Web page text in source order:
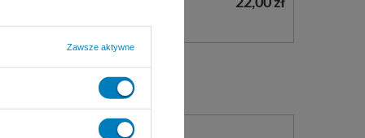
WYBIERZ WARIANT
Zawsze aktywne